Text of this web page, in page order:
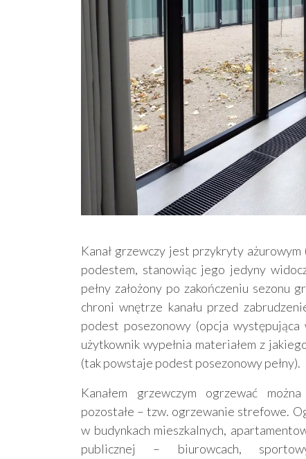
Kanał grzewczy jest przykryty
podestem, stanowiąc jego jedyny
pełny założony po zakończeniu sezonu
chroni wnętrze kanału przed
podest posezonowy (opcja
użytkownik wypełnia materiałem z
(tak powstaje podest posezonowy pełny).
Kanałem grzewczym ogrzewać
pozostałe – tzw. ogrzewanie strefowe.
w budynkach mieszkalnych,
publicznej – biurowcach,